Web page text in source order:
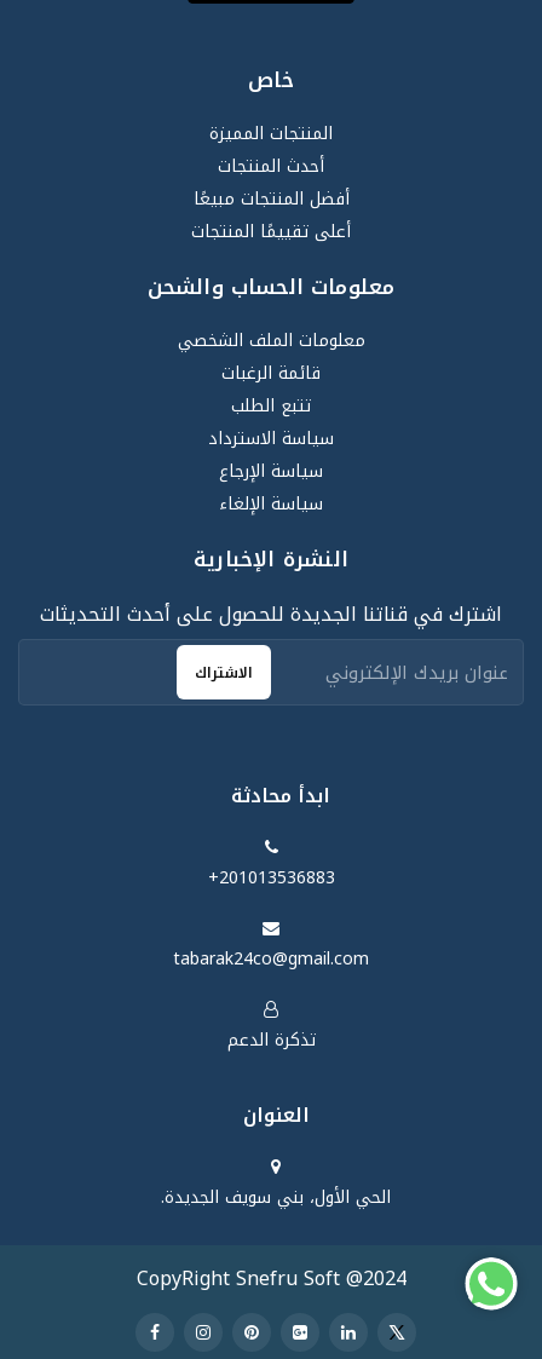
خاص
المنتجات المميزة
أحدث المنتجات
أفضل المنتجات مبيعًا
أعلى تقييمًا المنتجات
معلومات الحساب والشحن
معلومات الملف الشخصي
قائمة الرغبات
تتبع الطلب
سياسة الاسترداد
سياسة الإرجاع
سياسة الإلغاء
النشرة الإخبارية
اشترك في قناتنا الجديدة للحصول على أحدث التحديثات
الاشتراك
ابدأ محادثة
‪+201013536883‬
tabarak24co@gmail.com
تذكرة الدعم
العنوان
الحي الأول، بني سويف الجديدة.
CopyRight Snefru Soft @2024